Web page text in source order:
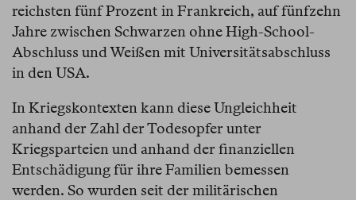
reichsten fünf Prozent in Frankreich, auf fünfzehn
Jahre zwischen Schwarzen ohne High-School-
Abschluss und Weißen mit Universitätsabschluss
in den USA.
In Kriegskontexten kann diese Ungleichheit
anhand der Zahl der Todesopfer unter
Kriegsparteien und anhand der finanziellen
Entschädigung für ihre Familien bemessen
werden. So wurden seit der militärischen